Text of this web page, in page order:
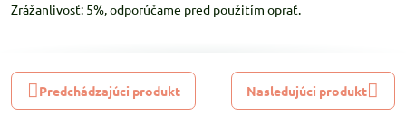
Zrážanlivosť: 5%, odporúčame pred použitím oprať.
Predchádzajúci produkt Nasledujúci produkt